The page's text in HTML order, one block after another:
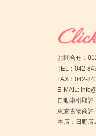
お問合せ：
TEL：042-
FAX：042-
E-MAIL:
自動車引取
東京古物商
本店：日野店